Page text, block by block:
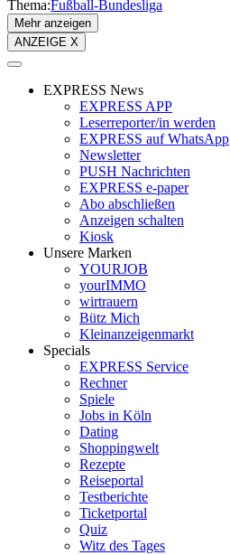
Thema:Fußball-Bundesliga
Mehr anzeigen
ANZEIGE X
EXPRESS News
EXPRESS APP
Leserreporter/in werden
EXPRESS auf WhatsApp
Newsletter
PUSH Nachrichten
EXPRESS e-paper
Abo abschließen
Anzeigen schalten
Kiosk
Unsere Marken
YOURJOB
yourIMMO
wirtrauern
Bütz Mich
Kleinanzeigenmarkt
Specials
EXPRESS Service
Rechner
Spiele
Jobs in Köln
Dating
Shoppingwelt
Rezepte
Reiseportal
Testberichte
Ticketportal
Quiz
Witz des Tages